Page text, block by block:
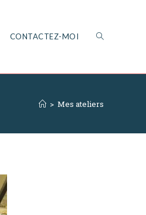
CONTACTEZ-MOI
> Mes ateliers